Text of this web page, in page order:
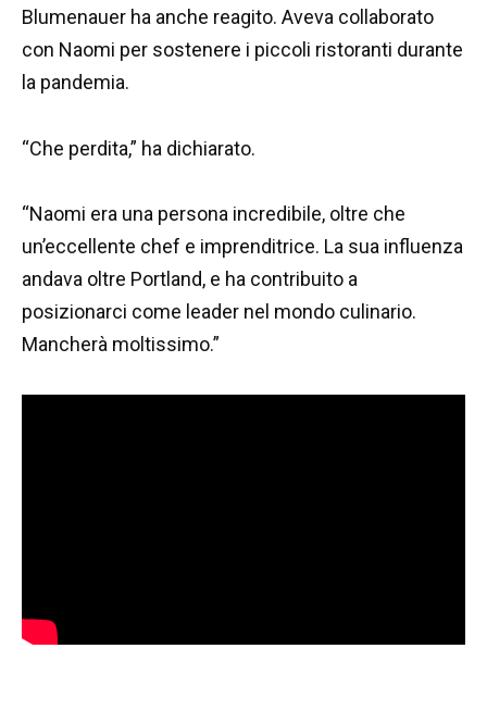
Blumenauer ha anche reagito. Aveva collaborato
con Naomi per sostenere i piccoli ristoranti durante
la pandemia.
“Che perdita,” ha dichiarato.
“Naomi era una persona incredibile, oltre che
un’eccellente chef e imprenditrice. La sua influenza
andava oltre Portland, e ha contribuito a
posizionarci come leader nel mondo culinario.
Mancherà moltissimo.”